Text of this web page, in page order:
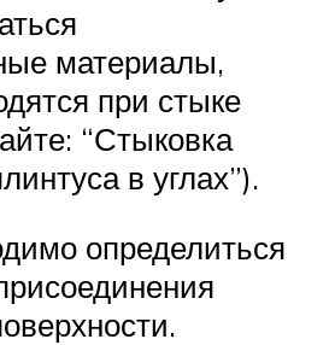
материалы,
при стыке
“Стыковка
в углах”).
определиться